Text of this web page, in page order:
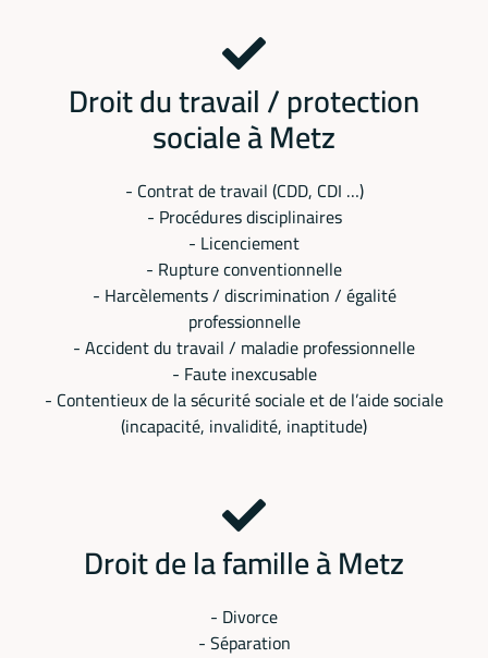
Droit du travail / protection
sociale à Metz
- Contrat de travail (CDD, CDI …)
- Procédures disciplinaires
- Licenciement
- Rupture conventionnelle
- Harcèlements / discrimination / égalité
professionnelle
- Accident du travail / maladie professionnelle
- Faute inexcusable
- Contentieux de la sécurité sociale et de l’aide sociale
(incapacité, invalidité, inaptitude)
Droit de la famille à Metz
- Divorce
- Séparation